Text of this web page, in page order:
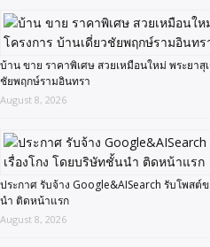
บ้าน ขาย ราคาพิเศษ สวยเหมือนใหม่ พระยา
ชัยพฤกษ์รามอินทรา
August 8, 2026
ประกาศ รับจ้าง Google&AISearch รับโพส
นำ ติดหน้าแรก
August 8, 2026